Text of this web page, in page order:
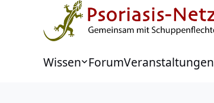
Zu Inhalt springen
Wissen ForumVeranstaltungen